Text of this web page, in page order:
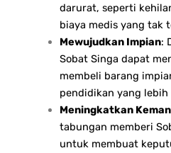
darurat, seperti
biaya medis yang tak
Mewujudkan Impian:
Sobat Singa dapat
membeli barang
pendidikan yang lebih
Meningkatkan
tabungan memberi
untuk membuat